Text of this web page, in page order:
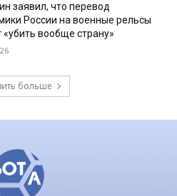
заявил, что перевод
России на военные рельсы
вообще страну»
больше